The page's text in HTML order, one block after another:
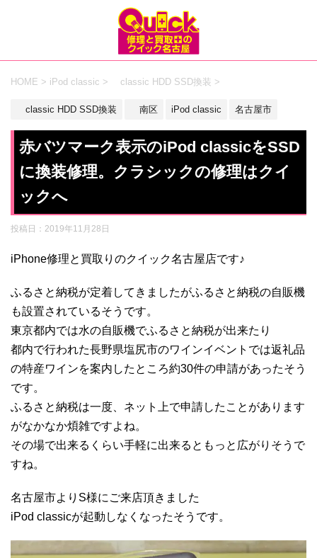
HOME > iPod classic > classic HDD SSD換装 >
classic HDD SSD換装 南区 iPod classic 名古屋市
赤バツマーク表示のiPod classicをSSD
に換装修理。クラシックの修理はクイ
ックへ
投稿日： 2019年11月28日
iPhone修理と買取りのクイック名古屋店です♪
ふるさと納税が定着してきましたがふるさと納税の自販機
も設置されているそうです。
東京都内では水の自販機でふるさと納税が出来たり
都内で行われた長野県塩尻市のワインイベントでは返礼品
の特産ワインを案内したところ約30件の申請があったそう
です。
ふるさと納税は一度、ネット上で申請したことがあります
がなかなか煩雑ですよね。
その場で出来るくらい手軽に出来るともっと広がりそうで
すね。
名古屋市よりS様にご来店頂きました
iPod classicが起動しなくなったそうです。